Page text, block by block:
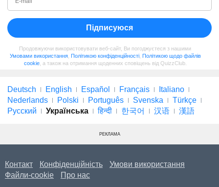
Підписуюся
Продовжуючи використовувати веб-сайт, Ви погоджуєтеся з нашими
Умовами використання, Політикою конфіденційності, Політикою щодо файлів
cookie, а також на отримання щоденних сповіщень від QuizzClub.
Deutsch English Español Français
Italiano
Nederlands
Polski Português Svenska
Türkçe
Русский
Українська हिन्दी 한국어 汉语 漢語
РЕКЛАМА
Контакт Конфіденційність
Умови використання
Файли-cookie
Про нас